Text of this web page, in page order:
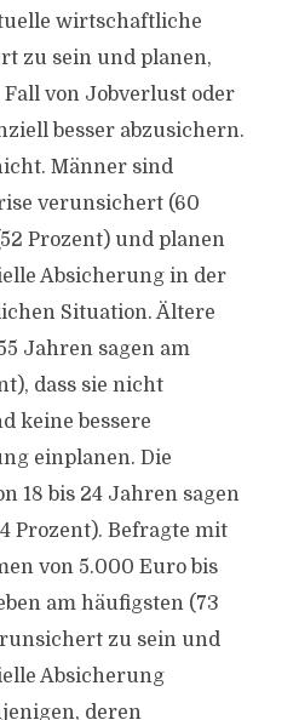
wirtschaftliche
zu sein und planen,
von Jobverlust oder
besser abzusichern.
Männer sind
verunsichert (60
Prozent) und planen
Absicherung in der
Situation. Ältere
Jahren sagen am
dass sie nicht
keine bessere
einplanen. Die
18 bis 24 Jahren sagen
Prozent). Befragte mit
von 5.000 Euro bis
am häufigsten (73
zu sein und
Absicherung
deren